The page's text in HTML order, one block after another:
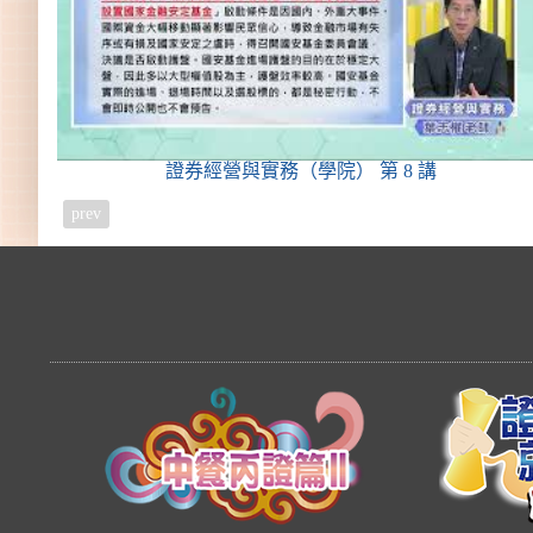
證券經營與實務（學院） 第 8 講
prev